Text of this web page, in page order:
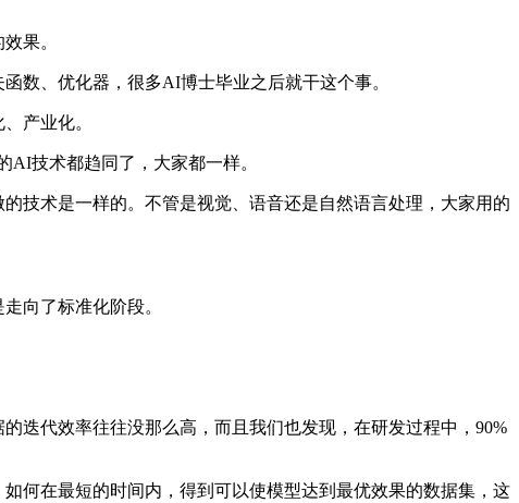
果。
、优化器，很多AI博士毕业之后就干这个事。
产业化。
技术都趋同了，大家都一样。
术是一样的。不管是视觉、语音还是自然语言处理，大家用的
向了标准化阶段。
代效率往往没那么高，而且我们也发现，在研发过程中，90%
在最短的时间内，得到可以使模型达到最优效果的数据集，这